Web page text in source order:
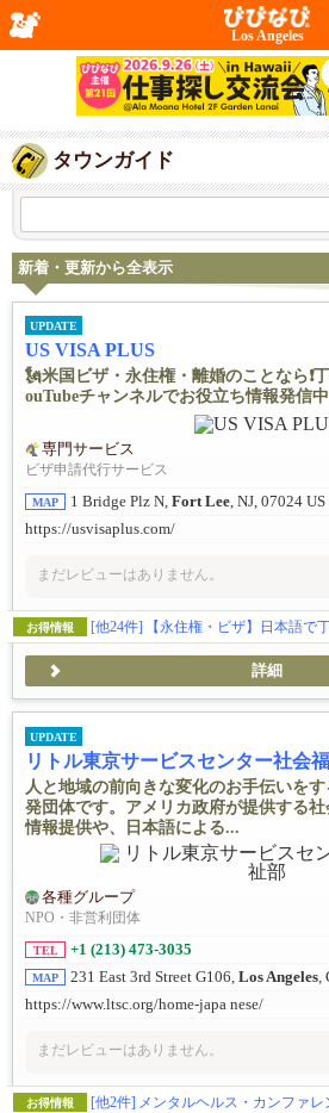
Los Angeles
タウンガイド
新着・更新から全表示
UPDATE
US VISA PLUS
🗽米国ビザ・永住権・離婚のことなら❗️
ouTubeチャンネルでお役立ち情報発信中
専門サービス
ビザ申請代行サービス
MAP 1 Bridge Plz N, Fort Lee , NJ, 07024 US
https://usvisaplus.com/
まだレビューはありません。
お得情報 [他24件] 【永住権・ビザ】日本語で
詳細
UPDATE
リトル東京サービスセンター社会
人と地域の前向きな変化のお手伝いを
発団体です。アメリカ政府が提供する
情報提供や、日本語による...
各種グループ
NPO・非営利団体
TEL +1 (213) 473-3035
MAP 231 East 3rd Street G106, Los Angeles
https://www.ltsc.org/home-japa nese/
まだレビューはありません。
お得情報 [他2件] メンタルヘルス・カンファレ